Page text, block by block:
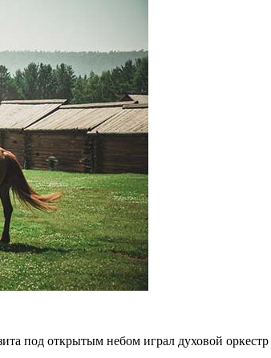
под открытым небом играл духовой